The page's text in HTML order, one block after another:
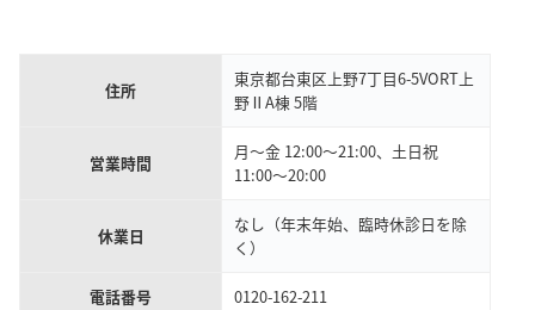
住所
東京都台東区上野7丁目6-5VORT上
野ⅡA棟 5階
営業時間
月～金 12:00～21:00、土日祝
11:00～20:00
休業日
なし（年末年始、臨時休診日を除
く）
電話番号 0120-162-211